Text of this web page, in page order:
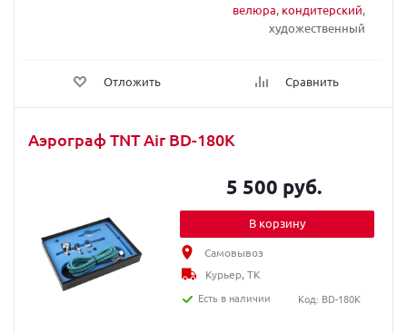
велюра, кондитерский,
художественный
Отложить Сравнить
Аэрограф TNT Air BD-180K
5 500 руб.
В корзину
Самовывоз
Курьер, ТК
Есть в наличии
Код: BD-180K